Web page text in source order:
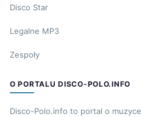
Disco Star
Legalne MP3
Zespoły
O PORTALU DISCO-POLO.INFO
Disco-Polo.info to portal o